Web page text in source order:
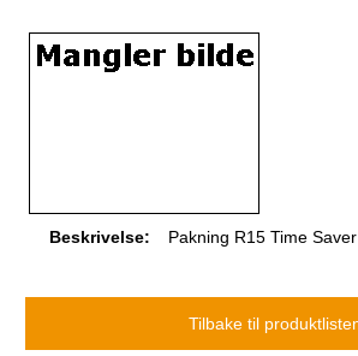
Beskrivelse: Pakning R15 Time Saver